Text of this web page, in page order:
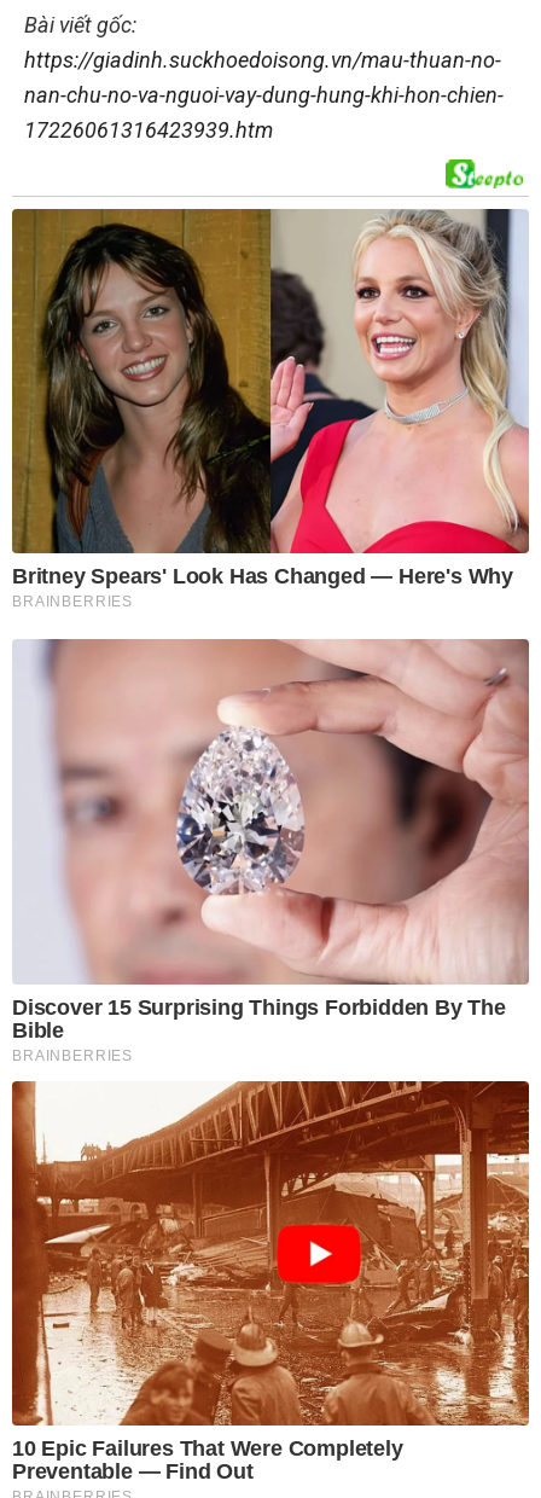
Bài viết gốc:
https://giadinh.suckhoedoisong.vn/mau-thuan-no-
nan-chu-no-va-nguoi-vay-dung-hung-khi-hon-chien-
17226061316423939.htm